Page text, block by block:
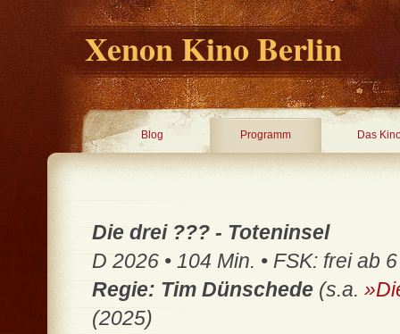
Xenon Kino Berlin
Blog Programm Das
Die drei ??? - Toteninsel
D 2026 • 104 Min. • FSK: frei ab 6
Regie: Tim Dünschede (s.a.
(2025)